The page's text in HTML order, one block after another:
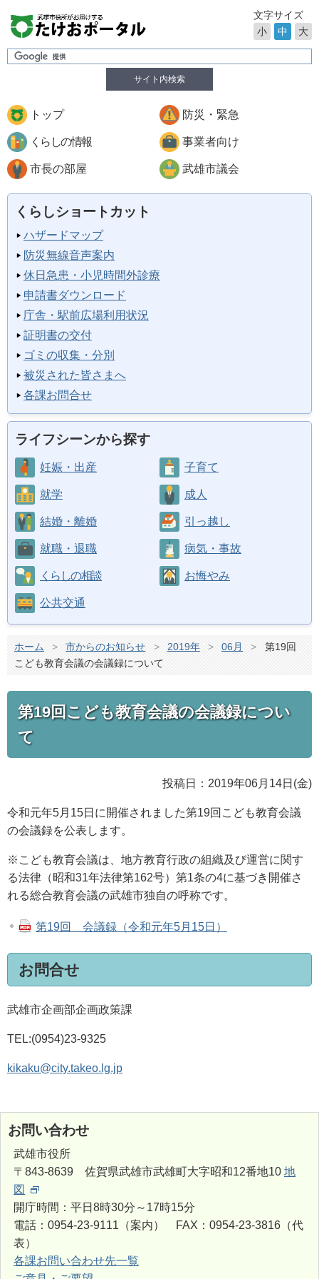
サイト内検索
文字サイズ
小
中 大
トップ 防災・緊急
くらしの情報 事業者向け
市長の部屋 武雄市議会
くらしショートカット
ハザードマップ
防災無線音声案内
休日急患・小児時間外診療
申請書ダウンロード
庁舎・駅前広場利用状況
証明書の交付
ゴミの収集・分別
被災された皆さまへ
各課お問合せ
ライフシーンから探す
妊娠・出産 子育て
就学 成人
結婚・離婚 引っ越し
就職・退職 病気・事故
くらしの相談 お悔やみ
公共交通
ホーム > 市からのお知らせ > 2019年 > 06月 >
第19回
こども教育会議の会議録について
第19回こども教育会議の会議録につい
て
投稿日：2019年06月14日(金)
令和元年5月15日に開催されました第19回こども教育会議
の会議録を公表します。
※こども教育会議は、地方教育行政の組織及び運営に関す
る法律（昭和31年法律第162号）第1条の4に基づき開催さ
れる総合教育会議の武雄市独自の呼称です。
第19回 会議録（令和元年5月15日）
お問合せ
武雄市企画部企画政策課
TEL:(0954)23-9325
kikaku@city.takeo.lg.jp
お問い合わせ
武雄市役所
〒843-8639 佐賀県武雄市武雄町大字昭和12番地10 地
図
開庁時間：平日8時30分～17時15分
電話：0954-23-9111（案内） FAX：0954-23-3816（代
表）
各課お問い合わせ先一覧